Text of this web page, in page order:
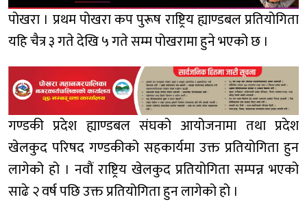
पोखरा । प्रथम पोखरा कप पुरूष राष्ट्रिय ह्याण्डबल प्रतियोगिता
यहि चैत्र ३ गते देखि ५ गते सम्म पोखरामा हुने भएको छ ।
गण्डकी प्रदेश ह्याण्डबल संघको आयोजनामा तथा प्रदेश
खेलकुद परिषद गण्डकीको सहकार्यमा उक्त प्रतियोगिता हुन
लागेको हो । नवौं राष्ट्रिय खेलकुद प्रतियोगिता सम्पन्न भएको
साढे २ वर्ष पछि उक्त प्रतियोगिता हुन लागेको हो ।